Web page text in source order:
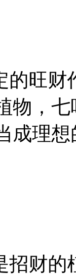
的旺财
物，
成理
招财的